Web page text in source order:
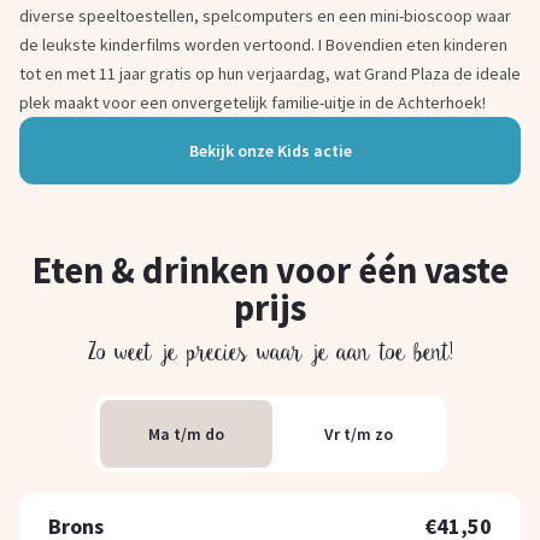
diverse speeltoestellen, spelcomputers en een mini-bioscoop waar
de leukste kinderfilms worden vertoond. I Bovendien eten kinderen
tot en met 11 jaar gratis op hun verjaardag, wat Grand Plaza de ideale
plek maakt voor een onvergetelijk familie-uitje in de Achterhoek!
Bekijk onze Kids actie
Eten & drinken voor één vaste
prijs
Zo weet je precies waar je aan toe bent!
Ma t/m do Vr t/m zo
Brons €41,50